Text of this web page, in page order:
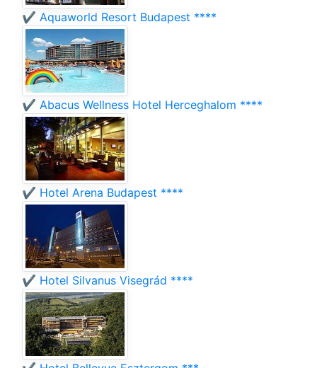
✔️ Aquaworld Resort Budapest ****
✔️ Abacus Wellness Hotel Herceghalom ****
✔️ Hotel Arena Budapest ****
✔️ Hotel Silvanus Visegrád ****